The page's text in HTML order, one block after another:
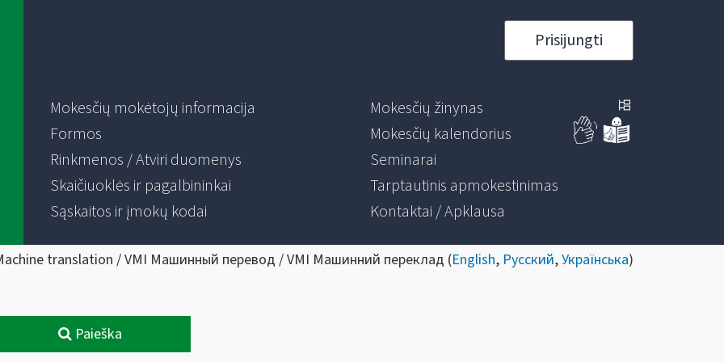
Prisijungti
Mokesčių mokėtojų informacija
Formos
Rinkmenos / Atviri duomenys
Skaičiuoklės ir pagalbininkai
Sąskaitos ir įmokų kodai
Mokesčių žinynas
Mokesčių kalendorius
Seminarai
Tarptautinis apmokestinimas
Kontaktai / Apklausa
translation / VMI Машинный перевод / VMI Машинний переклад (English, Русский,Українська)
Paieška